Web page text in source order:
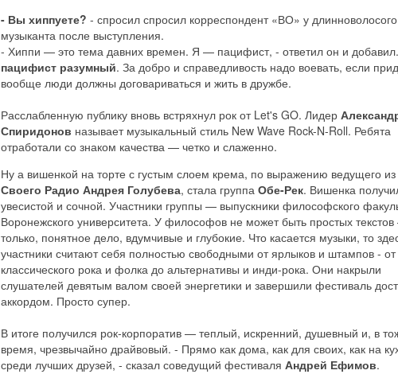
- Вы хиппуете? - спросил спросил корреспондент «ВО» у длинноволосого
музыканта после выступления.
- Хиппи — это тема давних времен. Я — пацифист, - ответил он и
пацифист разумный. За добро и справедливость надо воевать, если
вообще люди должны договариваться и жить в дружбе.
Расслабленную публику вновь встряхнул рок от Let's GO. Лидер
Спиридонов называет музыкальный стиль New Wave Rock-N-Roll. Ребята
отработали со знаком качества — четко и слаженно.
Ну а вишенкой на торте с густым слоем крема, по выражению ведущего из
Своего Радио Андрея Голубева, стала группа Обе-Рек. Вишенка
увесистой и сочной. Участники группы — выпускники философского
Воронежского университета. У философов не может быть простых
только, понятное дело, вдумчивые и глубокие. Что касается музыки, то
участники считают себя полностью свободными от ярлыков и штампов - от
классического рока и фолка до альтернативы и инди-рока. Они накрыли
слушателей девятым валом своей энергетики и завершили фестиваль
аккордом. Просто супер.
В итоге получился рок-корпоратив — теплый, искренний, душевный и, в
время, чрезвычайно драйвовый. - Прямо как дома, как для своих, как на
среди лучших друзей, - сказал соведущий фестиваля Андрей Ефимов.